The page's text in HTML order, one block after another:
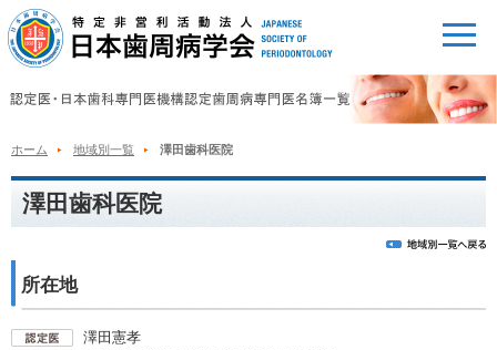
ホーム 地域別一覧 澤田歯科医院
澤田歯科医院
所在地
澤田憲孝